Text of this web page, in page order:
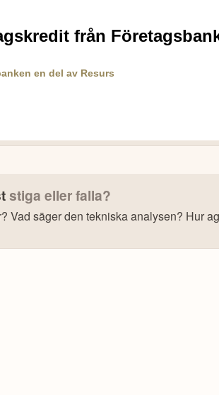
stiga eller falla?
Vad säger den tekniska analysen? Hur
Bonus: Få upp till 500